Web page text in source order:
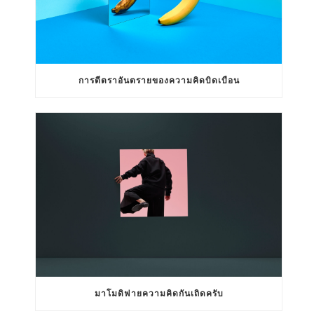
การตีตราอันตรายของความคิดบิดเบือน
มาโมดิฟายความคิดกันเถิดครับ